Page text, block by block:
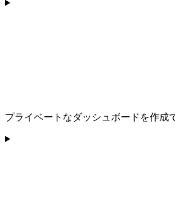
プライベートなダッシュボードを作成